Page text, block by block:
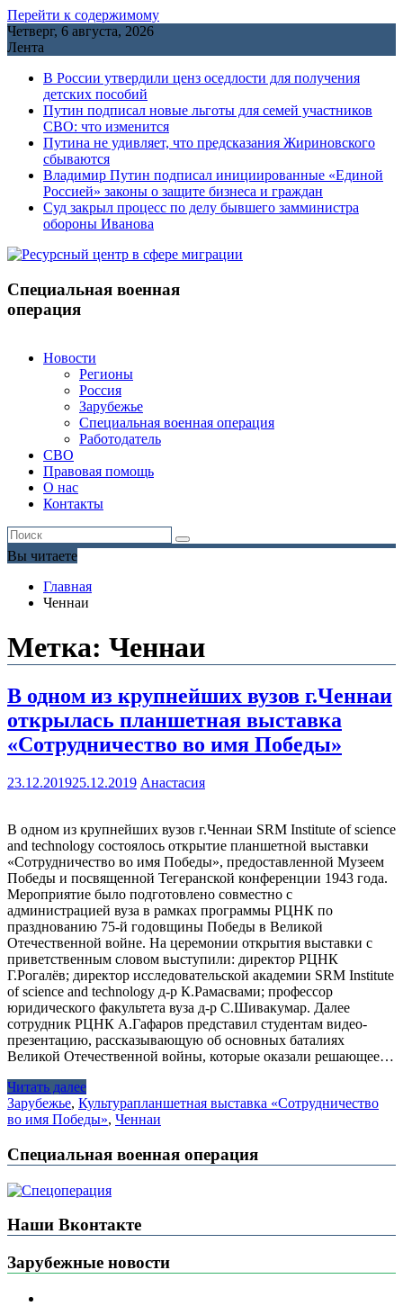
Перейти к содержимому
Четверг, 6 августа, 2026
Лента
В России утвердили ценз оседлости для получения
детских пособий
Путин подписал новые льготы для семей участников
СВО: что изменится
Путина не удивляет, что предсказания Жириновского
сбываются
Владимир Путин подписал инициированные «Единой
Россией» законы о защите бизнеса и граждан
Cуд закрыл процесс по делу бывшего замминистра
обороны Иванова
Специальная военная
операция
Новости
Регионы
Россия
Зарубежье
Специальная военная операция
Работодатель
СВО
Правовая помощь
О нас
Контакты
Вы читаете
Главная
Ченнаи
Метка: Ченнаи
В одном из крупнейших вузов г.Ченнаи
открылась планшетная выставка
«Сотрудничество во имя Победы»
23.12.201925.12.2019 Анастасия
В одном из крупнейших вузов г.Ченнаи SRM Institute of science
and technology состоялось открытие планшетной выставки
«Сотрудничество во имя Победы», предоставленной Музеем
Победы и посвященной Тегеранской конференции 1943 года.
Мероприятие было подготовлено совместно с
администрацией вуза в рамках программы РЦНК по
празднованию 75-й годовщины Победы в Великой
Отечественной войне. На церемонии открытия выставки с
приветственным словом выступили: директор РЦНК
Г.Рогалёв; директор исследовательской академии SRM Institute
of science and technology д-р К.Рамасвами; профессор
юридического факультета вуза д-р С.Шивакумар. Далее
сотрудник РЦНК А.Гафаров представил студентам видео-
презентацию, рассказывающую об основных баталиях
Великой Отечественной войны, которые оказали решающее…
Читать далее
Зарубежье, Культурапланшетная выставка «Сотрудничество
во имя Победы», Ченнаи
Специальная военная операция
Наши Вконтакте
Зарубежные новости